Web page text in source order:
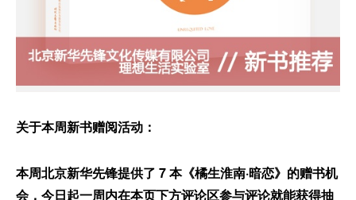
关于本周新书赠阅活动：
本周北京新华先锋提供了 7 本《橘生淮南·暗恋》的赠书机
会，今日起一周内在本页下方评论区参与评论就能获得抽